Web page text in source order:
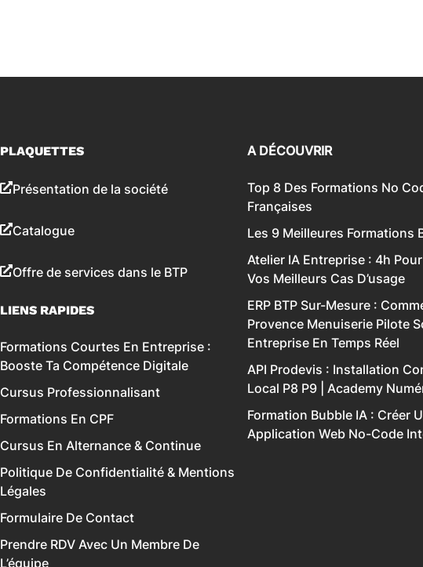
PLAQUETTES
Présentation de la société
Catalogue
Offre de services dans le BTP
LIENS RAPIDES
Formations Courtes En Entreprise :
Booste Ta Compétence Digitale
Cursus Professionnalisant
Formations En CPF
Cursus En Alternance & Continue
Politique De Confidentialité & Mentions
Légales
Formulaire De Contact
Prendre RDV Avec Un Membre De
L’équipe
A DÉCOUVRIR
Top 8 Des Formations ‍No
Françaises
Les 9 Meilleures Formations
Atelier IA Entreprise : 4h
Vos Meilleurs Cas D’usage
ERP BTP Sur-Mesure :
Provence Menuiserie Pilote
Entreprise En Temps Réel
API Prodevis : Installation
Local P8 P9 | Academy
Formation Bubble IA : Créer
Application Web No-Code